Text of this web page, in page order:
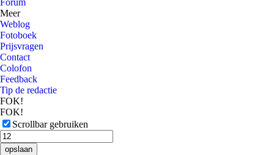
Forum
Meer
Weblog
Fotoboek
Prijsvragen
Contact
Colofon
Feedback
Tip de redactie
FOK!
FOK!
Scrollbar gebruiken
opslaan